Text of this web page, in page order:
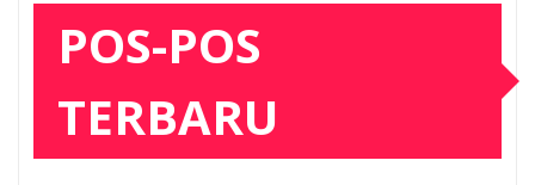
POS-POS
TERBARU